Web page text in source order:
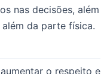
nas decisões, além
da parte física.
o respeito e